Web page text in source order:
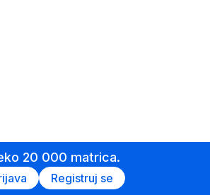
20 000 matrica.
Registruj se